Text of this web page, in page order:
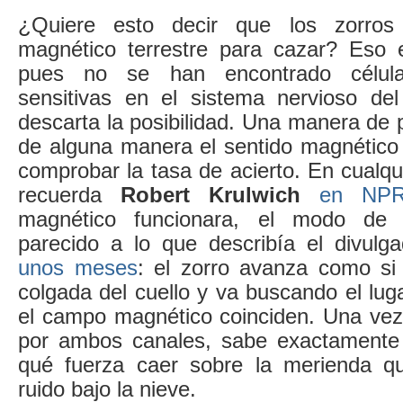
¿Quiere esto decir que los
magnético terrestre para cazar? Eso
pues no se han encontrado
sensitivas en el sistema nervioso
descarta la posibilidad. Una manera de
de alguna manera el sentido
comprobar la tasa de acierto. En
recuerda Robert Krulwich
en
magnético funcionara, el modo
parecido a lo que describía el
unos meses: el zorro avanza como si
colgada del cuello y va buscando el
el campo magnético coinciden. Una
por ambos canales, sabe
qué fuerza caer sobre la merienda
ruido bajo la nieve.